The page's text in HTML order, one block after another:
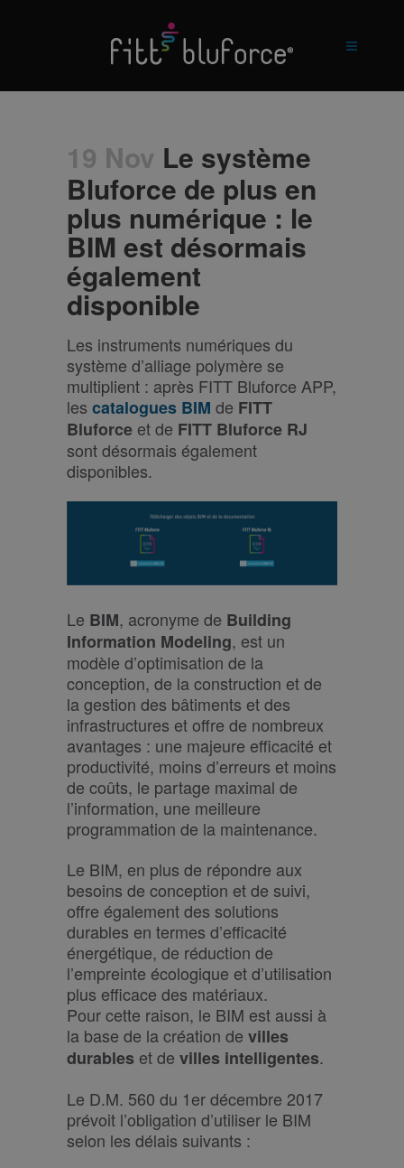
19 Nov Le système
Bluforce de plus en
plus numérique : le
BIM est désormais
également
disponible
Les instruments numériques du
système d’alliage polymère se
multiplient : après FITT Bluforce APP,
les catalogues BIM de FITT
Bluforce et de FITT Bluforce RJ
sont désormais également
disponibles.
Le BIM, acronyme de Building
Information Modeling, est un
modèle d’optimisation de la
conception, de la construction et de
la gestion des bâtiments et des
infrastructures et offre de nombreux
avantages : une majeure efficacité et
productivité, moins d’erreurs et moins
de coûts, le partage maximal de
l’information, une meilleure
programmation de la maintenance.
Le BIM, en plus de répondre aux
besoins de conception et de suivi,
offre également des solutions
durables en termes d’efficacité
énergétique, de réduction de
l’empreinte écologique et d’utilisation
plus efficace des matériaux.
Pour cette raison, le BIM est aussi à
la base de la création de villes
durables et de villes intelligentes.
Le D.M. 560 du 1er décembre 2017
prévoit l’obligation d’utiliser le BIM
selon les délais suivants :